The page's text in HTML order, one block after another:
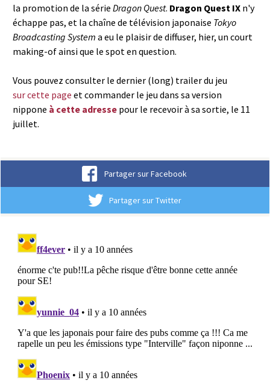
la promotion de la série Dragon Quest. Dragon Quest IX n'y
échappe pas, et la chaîne de télévision japonaise Tokyo
Broadcasting System a eu le plaisir de diffuser, hier, un court
making-of ainsi que le spot en question.
Vous pouvez consulter le dernier (long) trailer du jeu
sur cette page et commander le jeu dans sa version
nippone à cette adresse pour le recevoir à sa sortie, le 11
juillet.
Partager sur Facebook
Partager sur Twitter